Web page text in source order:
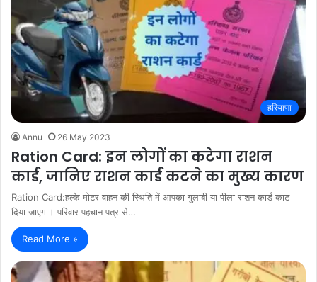
हरियाणा
Annu 26 May 2023
Ration Card: इन लोगों का कटेगा राशन
कार्ड, जानिए राशन कार्ड कटने का मुख्य कारण
Ration Card:हल्के मोटर वाहन की स्थिति में आपका गुलाबी या पीला राशन कार्ड काट
दिया जाएगा। परिवार पहचान पत्र से…
Read More »